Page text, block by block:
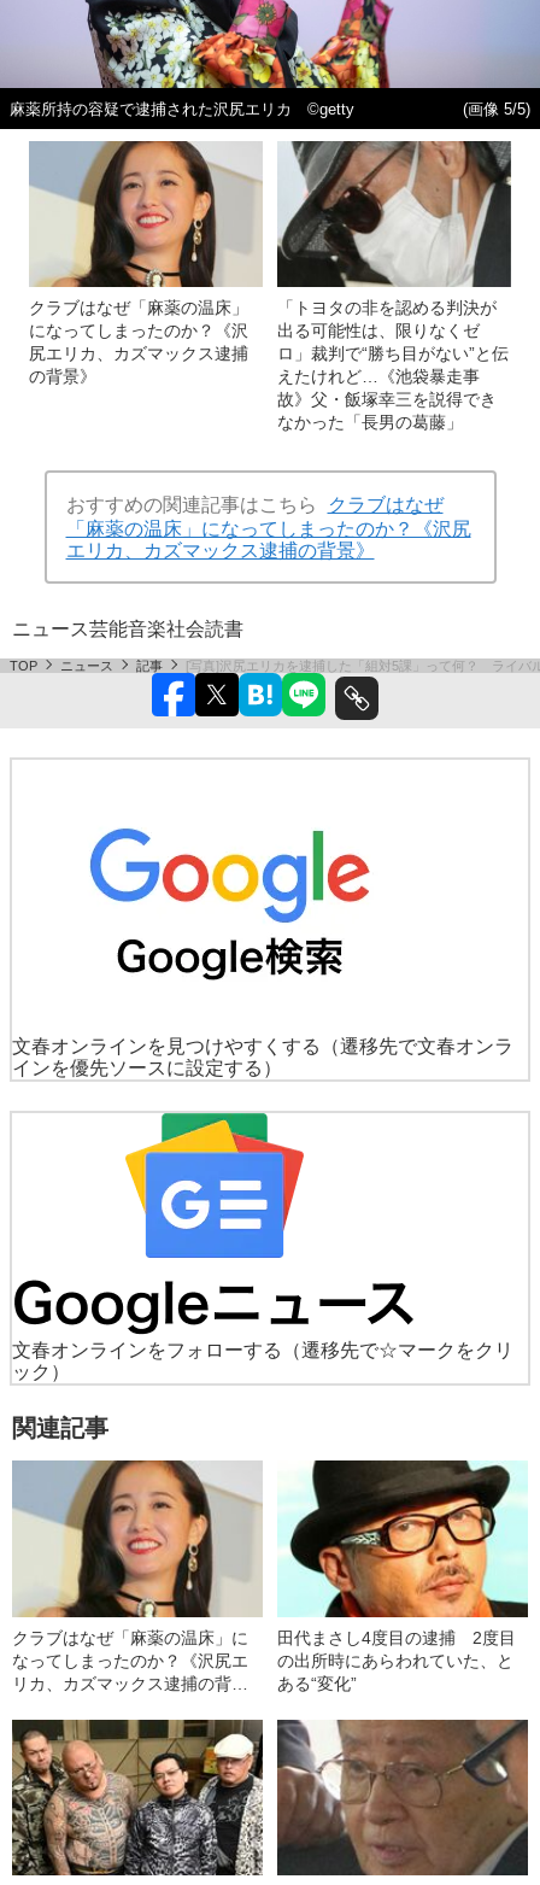
麻薬所持の容疑で逮捕された沢尻エリカ ©︎getty (画像 5/5)
クラブはなぜ「麻薬の温床」
になってしまったのか？《沢
尻エリカ、カズマックス逮捕
の背景》
「トヨタの非を認める判決が
出る可能性は、限りなくゼ
ロ」裁判で“勝ち目がない”と伝
えたけれど…《池袋暴走事
故》父・飯塚幸三を説得でき
なかった「長男の葛藤」
おすすめの関連記事はこちら
クラブはなぜ
「麻薬の温床」になってしまったのか？《沢尻
エリカ、カズマックス逮捕の背景》
ニュース芸能音楽社会読書
TOP ニュース 記事 [写真]沢尻エリカを逮捕した「組対5課」って何？ ライバ
文春オンラインを見つけやすくする
（遷移先で文春オンラ
インを優先ソースに設定する）
文春オンラインをフォローする
（遷移先で☆マークをクリ
ック）
関連記事
クラブはなぜ「麻薬の温床」に
なってしまったのか？《沢尻エ
リカ、カズマックス逮捕の背
田代まさし4度目の逮捕 2度目
の出所時にあらわれていた、と
ある“変化”